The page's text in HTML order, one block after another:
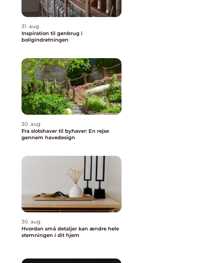
31. aug
Inspiration til genbrug i
boligindretningen
30. aug
Fra slotshaver til byhaver: En rejse
gennem havedesign
30. aug
Hvordan små detaljer kan ændre hele
stemningen i dit hjem